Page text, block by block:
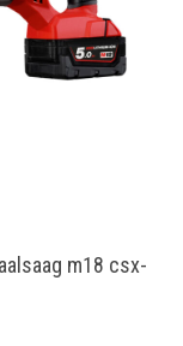
m18 csx-